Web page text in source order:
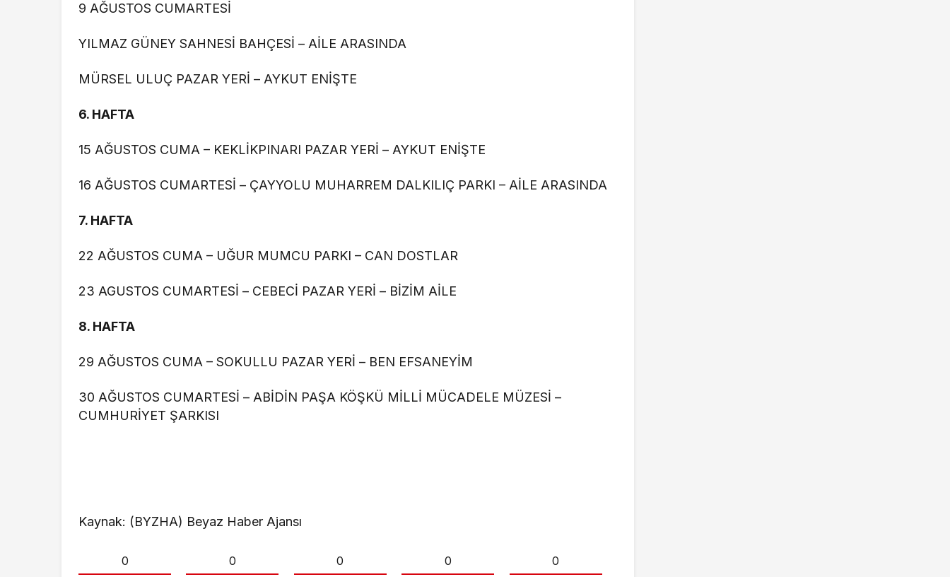
9 AĞUSTOS CUMARTESİ
YILMAZ GÜNEY SAHNESİ BAHÇESİ – AİLE ARASINDA
MÜRSEL ULUÇ PAZAR YERİ – AYKUT ENİŞTE
6.⁠ ⁠HAFTA
15 AĞUSTOS CUMA – KEKLİKPINARI PAZAR YERİ – AYKUT ENİŞTE
16 AĞUSTOS CUMARTESİ – ÇAYYOLU MUHARREM DALKILIÇ PARKI – AİLE ARASINDA
7.⁠ ⁠HAFTA
22 AĞUSTOS CUMA – UĞUR MUMCU PARKI – CAN DOSTLAR
23 AGUSTOS CUMARTESİ – CEBECİ PAZAR YERİ – BİZİM AİLE
8.⁠ ⁠HAFTA
29 AĞUSTOS CUMA – SOKULLU PAZAR YERİ – BEN EFSANEYİM
30 AĞUSTOS CUMARTESİ – ABİDİN PAŞA KÖŞKÜ MİLLİ MÜCADELE MÜZESİ –
CUMHURİYET ŞARKISI
Kaynak: (BYZHA) Beyaz Haber Ajansı
0 0 0 0 0